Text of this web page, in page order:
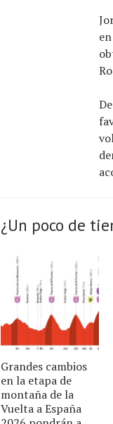
¿Un poco de
Grandes cambios
en la etapa de
montaña de la
Vuelta a España